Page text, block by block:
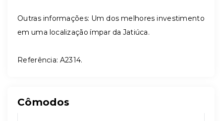
Outras informações: Um dos melhores investimento
em uma localização ímpar da Jatiúca.
Referência: A2314.
Cômodos